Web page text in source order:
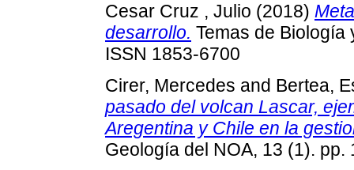
Cesar Cruz , Julio (2018)
desarrollo. Temas de Biología
ISSN 1853-6700
Cirer, Mercedes and Bertea,
pasado del volcan Lascar,
Aregentina y Chile en la
Geología del NOA, 13 (1). pp.